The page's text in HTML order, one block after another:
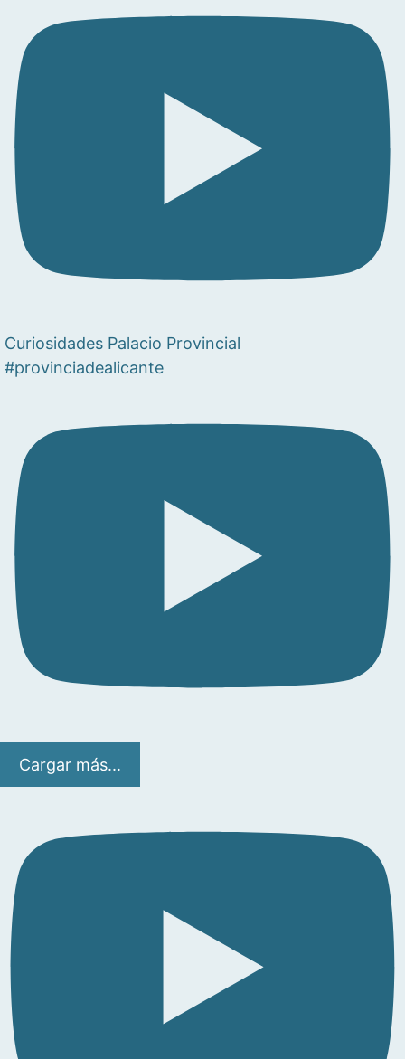
Curiosidades Palacio Provincial
#provinciadealicante
Cargar más...